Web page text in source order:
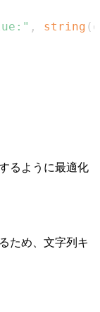
, string (
るように最適化
ため、文字列キ